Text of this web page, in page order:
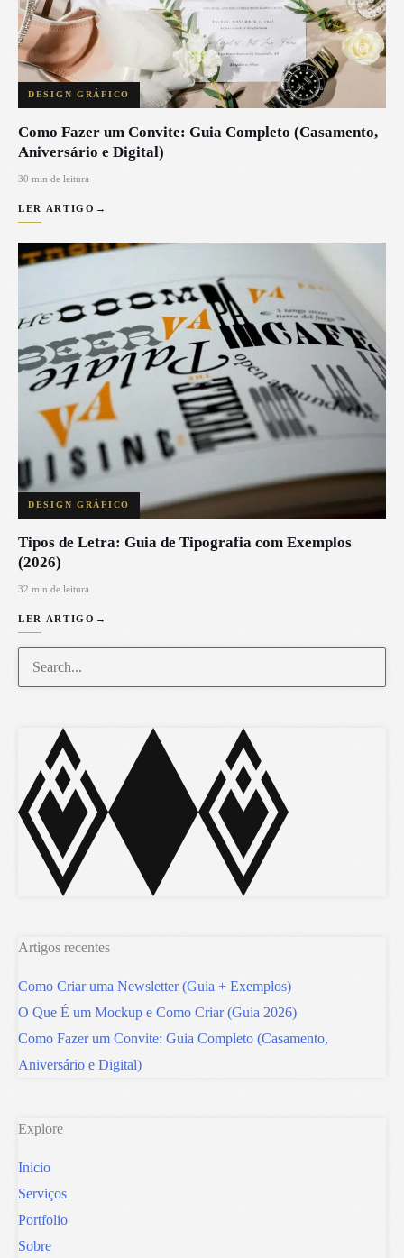
DESIGN GRÁFICO
Como Fazer um Convite: Guia Completo (Casamento,
Aniversário e Digital)
30 min de leitura
LER ARTIGO →
DESIGN GRÁFICO
Tipos de Letra: Guia de Tipografia com Exemplos
(2026)
32 min de leitura
LER ARTIGO →
Artigos recentes
Como Criar uma Newsletter (Guia + Exemplos)
O Que É um Mockup e Como Criar (Guia 2026)
Como Fazer um Convite: Guia Completo (Casamento,
Aniversário e Digital)
Explore
Início
Serviços
Portfolio
Sobre